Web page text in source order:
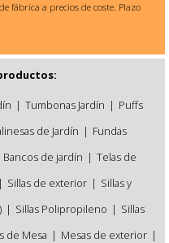
fábrica a precios de coste. Plazo
| Tumbonas Jardín | Puffs
de Jardín | Fundas
Bancos de jardín | Telas de
| Sillas de exterior | Sillas y
| Sillas Polipropileno | Sillas
de Mesa | Mesas de exterior |